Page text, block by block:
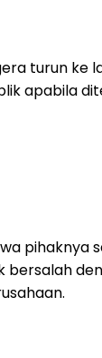
turun ke
apabila
pihaknya